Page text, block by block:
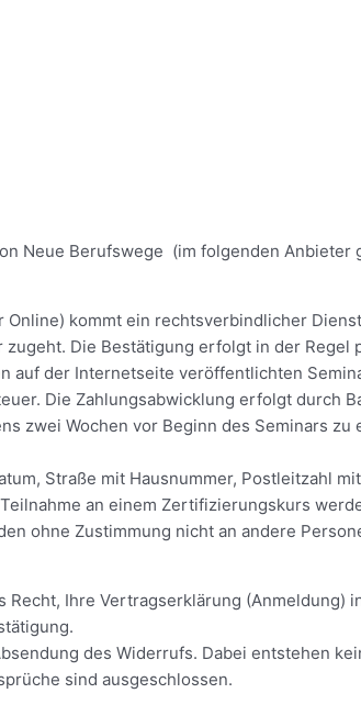
Neue Berufswege (im folgenden Anbieter
kommt ein rechtsverbindlicher
Die Bestätigung erfolgt in der Regel
auf der Internetseite veröffentlichten
Die Zahlungsabwicklung erfolgt durch
zwei Wochen vor Beginn des Seminars
Straße mit Hausnummer, Postleitzahl
an einem Zertifizierungskurs
ohne Zustimmung nicht an andere
Ihre Vertragserklärung
des Widerrufs. Dabei entstehen
sind ausgeschlossen.